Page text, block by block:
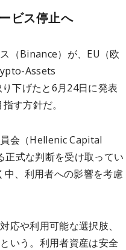
ビス停止へ
（Binance）が、EU（欧
Assets
下げたと6月24日に発表
す方針だ。
会（Hellenic Capital
式な判断を受け取ってい
、利用者への影響を考慮
応や利用可能な選択肢、
いう。利用者資産は安全